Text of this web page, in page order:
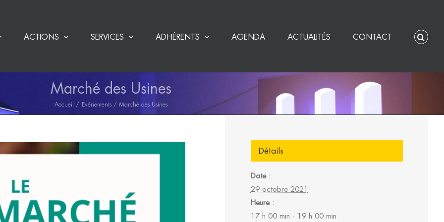
ACTIONS SERVICES ADHÉRENTS AGENDA ACTUALITÉS CONTACT
Marché des Usines
Accueil Evénements Marché des Usines
Détails
Date :
29 octobre 2021
Heure :
17 h 00 min - 19 h 00 min